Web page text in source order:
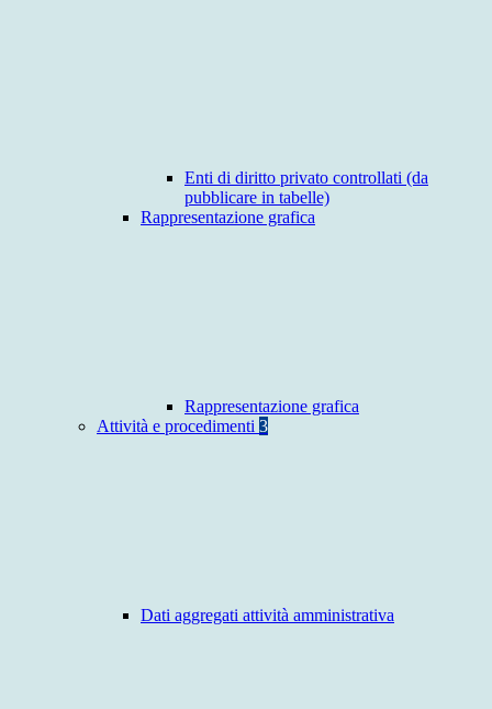
Enti di diritto privato controllati (da
pubblicare in tabelle)
Rappresentazione grafica
Rappresentazione grafica
Attività e procedimenti 3
Dati aggregati attività amministrativa